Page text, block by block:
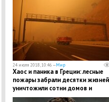
24 июля 2018, 10:46 —Мир
Хаос и паника в Греции: лесные
пожары забрали десятки
уничтожили сотни домов и
автомобилей